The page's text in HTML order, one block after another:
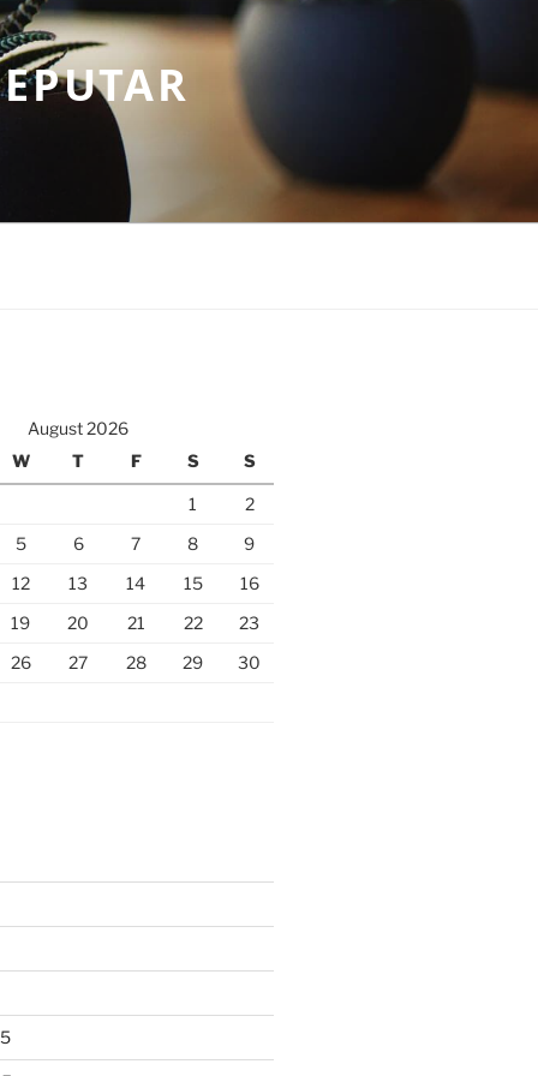
August 2026
W T F S S
1
2
5 6 7 8
9
12 13 14 15
16
19 20 21 22
23
26 27 28 29
30